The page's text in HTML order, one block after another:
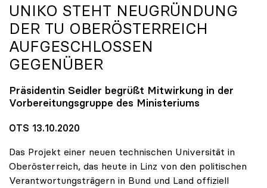
UNIKO STEHT NEUGRÜNDUNG
DER TU OBERÖSTERREICH
AUFGESCHLOSSEN
GEGENÜBER
Präsidentin Seidler begrüßt Mitwirkung in der
Vorbereitungsgruppe des Ministeriums
OTS 13.10.2020
Das Projekt einer neuen technischen Universität in
Oberösterreich, das heute in Linz von den politischen
Verantwortungsträgern in Bund und Land offiziell